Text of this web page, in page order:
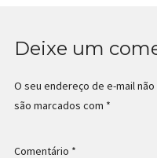
Deixe um
O seu endereço de e-mail
são marcados com *
Comentário *